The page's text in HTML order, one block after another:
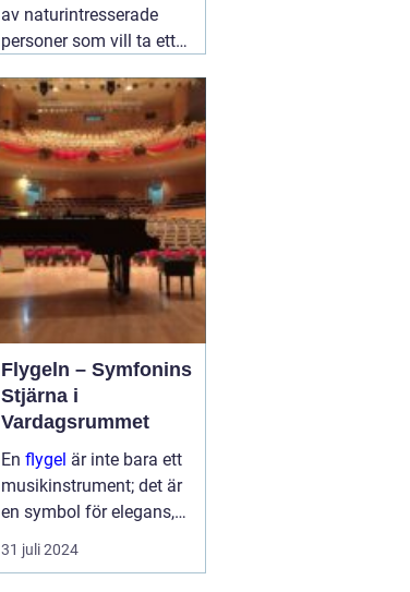
av naturintresserade
personer som vill ta ett
fantastiska upplevelser
som jakt erbjuder. En
viktig del i detta är22
augusti 2024
Flygeln – Symfonins
Stjärna i
Vardagsrummet
En flygel är inte bara ett
musikinstrument; det är
en symbol för elegans,
kulturelt arv och passion
för musik. Det
31 juli 2024